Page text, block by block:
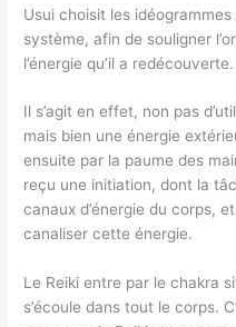
Usui choisit les idéogrammes
système, afin de souligner
l’énergie qu’il a redécouverte.
Il s’agit en effet, non pas
mais bien une énergie
ensuite par la paume des
reçu une initiation, dont la
canaux d’énergie du corps,
canaliser cette énergie.
Le Reiki entre par le chakra
s’écoule dans tout le corps.